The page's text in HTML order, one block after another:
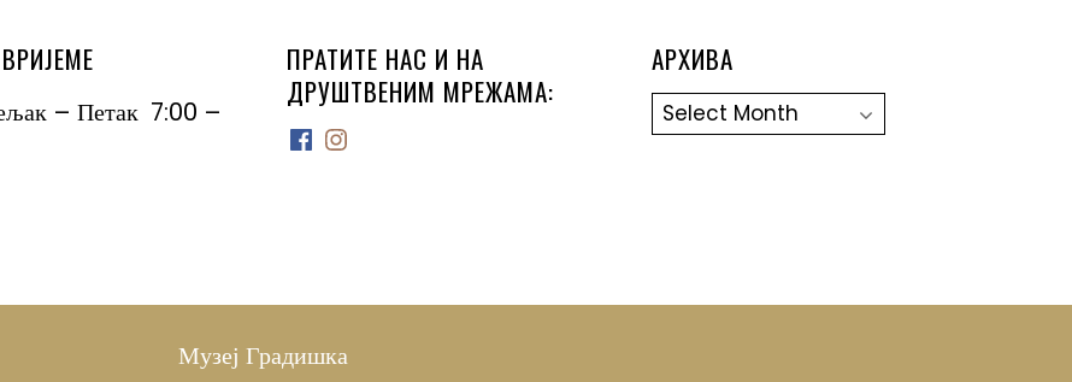
– Петак 7:00 –
ПРАТИТЕ НАС И НА
ДРУШТВЕНИМ МРЕЖАМА:
Facebook
Instagram
АРХИВА
Архива
Музеј Градишка